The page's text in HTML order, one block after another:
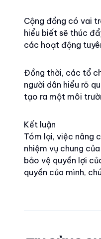
Cộng đồng có vai
hiểu biết sẽ thúc
các hoạt động
Đồng thời, các tổ
người dân hiểu rõ
tạo ra một môi
Kết luận
Tóm lại, việc nâng
nhiệm vụ chung
bảo vệ quyền lợi
quyền của mình,